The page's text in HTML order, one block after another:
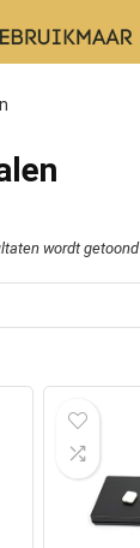
wordt getoond